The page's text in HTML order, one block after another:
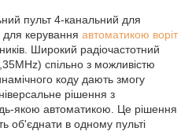
пульт 4-канальний для
для керування автоматикою воріт
Широкий радіочастотний
спільно з можливістю
коду дають змогу
рішення з
якою автоматикою. Це рішення
об'єднати в одному пульті